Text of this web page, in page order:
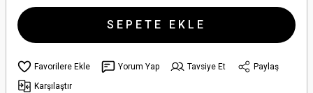
SEPETE EKLE
Yorum Yap Tavsiye Et
Paylaş
Karşılaştır